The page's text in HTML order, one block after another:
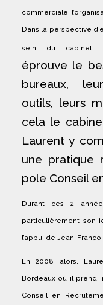
commerciale,
Dans la perspective
sein du cabinet
éprouve le
bureaux,
outils, leurs
cela le
Laurent y
une pratique
pole Conseil
Durant ces 2
particulièrement son
l’appui de Jean-
En 2008 alors,
Bordeaux où il prend
Conseil en